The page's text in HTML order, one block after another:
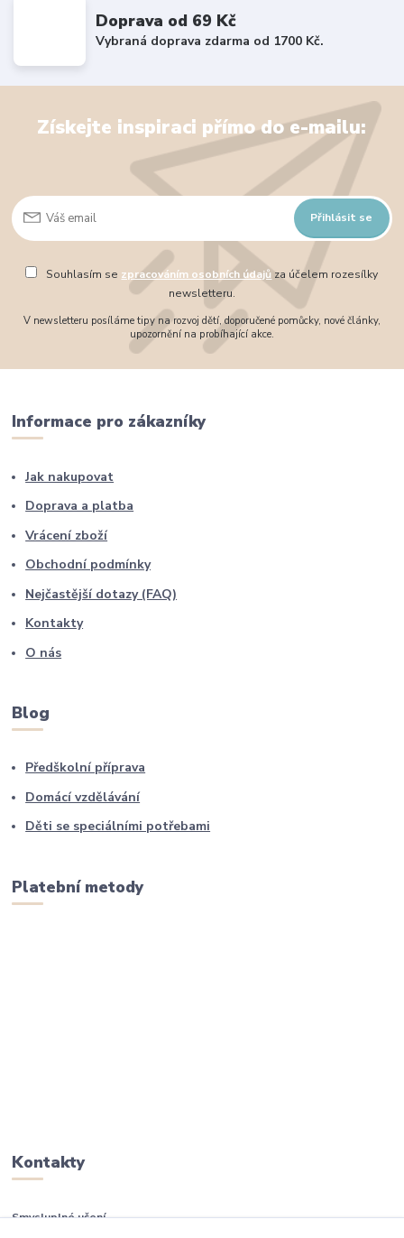
Doprava od 69 Kč
Vybraná doprava zdarma od 1700 Kč.
Získejte inspiraci přímo do e-mailu:
Přihlásit se
Souhlasím se zpracováním osobních údajůza účelem rozesílky
newsletteru.
V newsletteru posíláme tipy na rozvoj dětí, doporučené pomůcky, nové články,
upozornění na probíhající akce.
Informace pro zákazníky
Jak nakupovat
Doprava a platba
Vrácení zboží
Obchodní podmínky
Nejčastější dotazy (FAQ)
Kontakty
O nás
Blog
Předškolní příprava
Domácí vzdělávání
Děti se speciálními potřebami
Platební metody
Kontakty
Smysluplné učení